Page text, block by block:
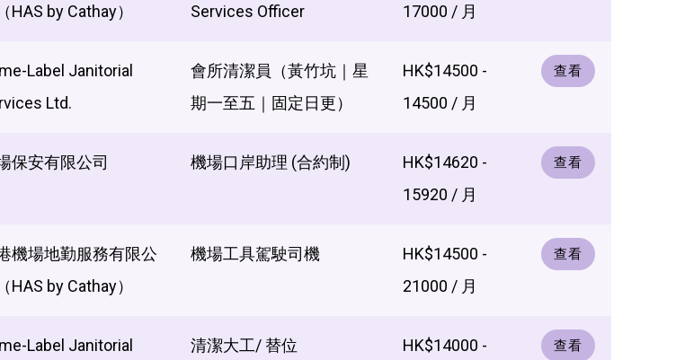
HAS by Cathay）
Services Officer
17000 / 月
Label Janitorial
Ltd.
會所清潔員（黃竹坑｜星
期一至五｜固定日更）
HK$14500 -
14500 / 月
查看
保安有限公司 機場口岸助理 (合約制)
HK$14620 -
15920 / 月
查看
機場地勤服務有限公
HAS by Cathay）
機場工具駕駛司機
HK$14500 -
21000 / 月
查看
Label Janitorial
清潔大工/ 替位
HK$14000 -
查看